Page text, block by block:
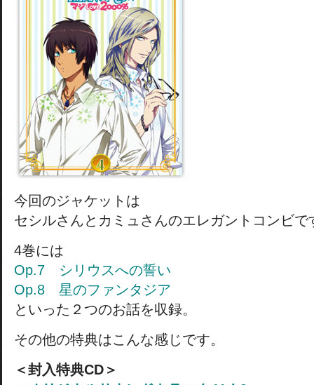
今回のジャケットは
セシルさんとカミュさんのエレガントコンビで
4巻には
Op.7 シリウスへの誓い
Op.8 星のファンタジア
といった２つのお話を収録。
その他の特典はこんな感じです。
＜封入特典CD＞